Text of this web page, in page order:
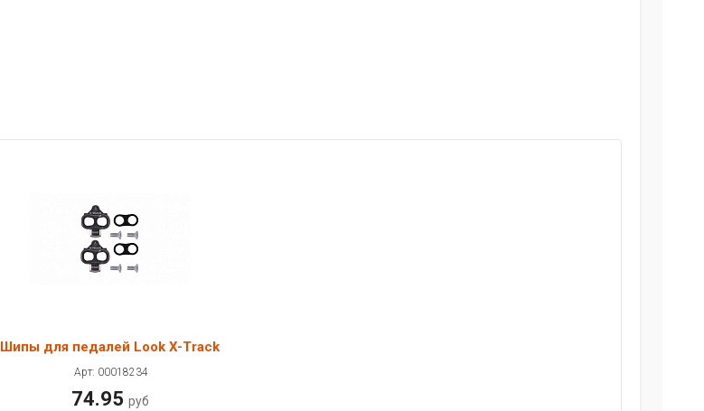
Шипы для педалей Look X-Track
Арт: 00018234
74.95 руб